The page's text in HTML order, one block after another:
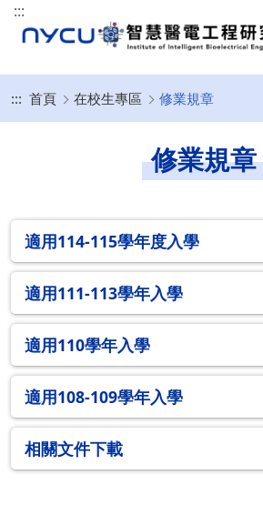
:::
::: 首頁 在校生專區 修業規章
修業規章
適用114-115學年度入學
適用111-113學年入學
適用110學年入學
適用108-109學年入學
相關文件下載